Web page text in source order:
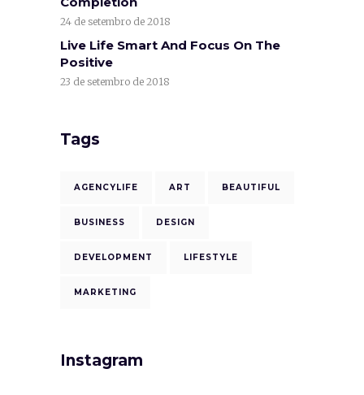
24 de setembro de 2018
Live Life Smart And Focus On The
Positive
23 de setembro de 2018
Tags
AGENCYLIFE ART BEAUTIFUL
BUSINESS DESIGN
DEVELOPMENT LIFESTYLE
MARKETING
Instagram